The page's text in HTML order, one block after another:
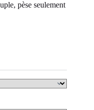
pèse seulement